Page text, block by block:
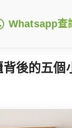
Whatsapp查
背後的五個